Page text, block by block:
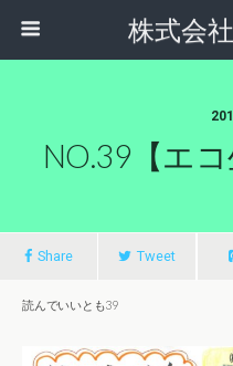
株式会
NO.39【エ
Share Tweet
読んでいいとも39